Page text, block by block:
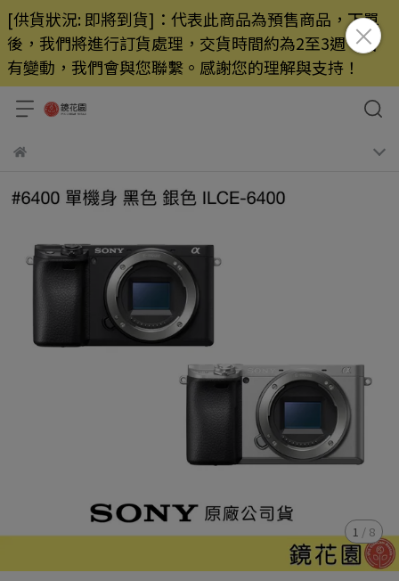
[供貨狀況: 即將到貨]：代表此商品為預售商品，下單
後，我們將進行訂貨處理，交貨時間約為2至3週，若
有變動，我們會與您聯繫。感謝您的理解與支持！
1 / 8